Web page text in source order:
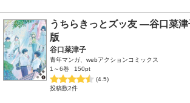
うちらきっとズッ友 ―谷口菜
版
谷口菜津子
青年マンガ、webアクションコミックス
1～6巻
150pt
(4.5)
投稿数2件